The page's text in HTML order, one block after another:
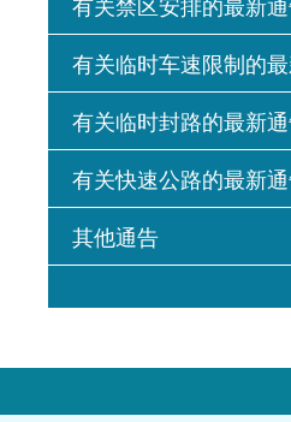
有关禁区安排的最新
有关临时车速限制的
有关临时封路的最新
有关快速公路的最新
其他通告